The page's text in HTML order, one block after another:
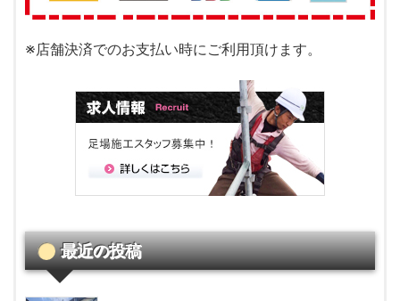
※店舗決済でのお支払い時にご利用頂けます。
最近の投稿